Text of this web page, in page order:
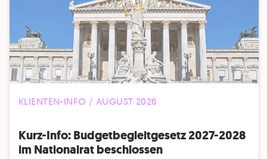
KLIENTEN-INFO / AUGUST 2026
Kurz-Info: Budgetbegleitgesetz 2027-2028
im Nationalrat beschlossen